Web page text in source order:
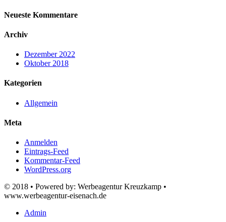
Neueste Kommentare
Archiv
Dezember 2022
Oktober 2018
Kategorien
Allgemein
Meta
Anmelden
Eintrags-Feed
Kommentar-Feed
WordPress.org
© 2018 • Powered by: Werbeagentur Kreuzkamp •
www.werbeagentur-eisenach.de
Admin